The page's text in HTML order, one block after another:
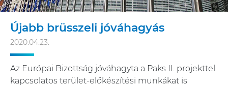
Újabb brüsszeli jóváhagyás
2020.04.23.
Az Európai Bizottság jóváhagyta a Paks II. projekttel
kapcsolatos terület-előkészítési munkákat is